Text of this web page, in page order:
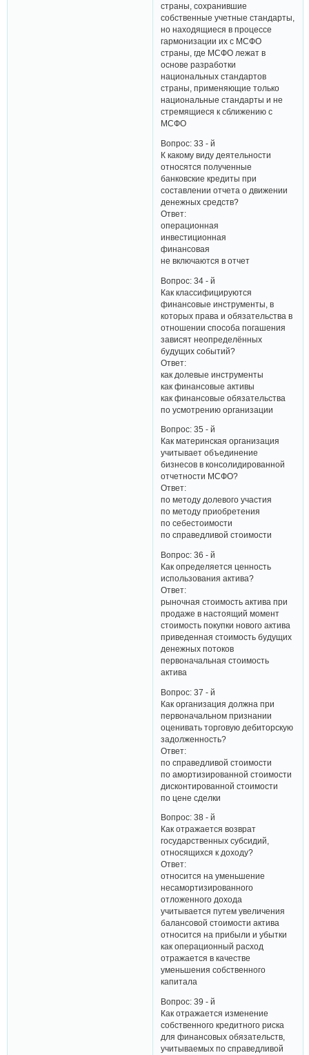
страны, сохранившие
собственные учетные стандарты,
но находящиеся в процессе
гармонизации их с МСФО
страны, где МСФО лежат в
основе разработки
национальных стандартов
страны, применяющие только
национальные стандарты и не
стремящиеся к сближению с
МСФО
Вопрос: 33 - й
К какому виду деятельности
относятся полученные
банковские кредиты при
составлении отчета о движении
денежных средств?
Ответ:
операционная
инвестиционная
финансовая
не включаются в отчет
Вопрос: 34 - й
Как классифицируются
финансовые инструменты, в
которых права и обязательства в
отношении способа погашения
зависят неопределённых
будущих событий?
Ответ:
как долевые инструменты
как финансовые активы
как финансовые обязательства
по усмотрению организации
Вопрос: 35 - й
Как материнская организация
учитывает объединение
бизнесов в консолидированной
отчетности МСФО?
Ответ:
по методу долевого участия
по методу приобретения
по себестоимости
по справедливой стоимости
Вопрос: 36 - й
Как определяется ценность
использования актива?
Ответ:
рыночная стоимость актива при
продаже в настоящий момент
стоимость покупки нового актива
приведенная стоимость будущих
денежных потоков
первоначальная стоимость
актива
Вопрос: 37 - й
Как организация должна при
первоначальном признании
оценивать торговую дебиторскую
задолженность?
Ответ:
по справедливой стоимости
по амортизированной стоимости
дисконтированной стоимости
по цене сделки
Вопрос: 38 - й
Как отражается возврат
государственных субсидий,
относящихся к доходу?
Ответ:
относится на уменьшение
несамортизированного
отложенного дохода
учитывается путем увеличения
балансовой стоимости актива
относится на прибыли и убытки
как операционный расход
отражается в качестве
уменьшения собственного
капитала
Вопрос: 39 - й
Как отражается изменение
собственного кредитного риска
для финансовых обязательств,
учитываемых по справедливой